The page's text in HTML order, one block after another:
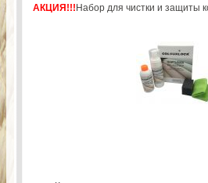
АКЦИЯ!!! Набор для чистки и защиты